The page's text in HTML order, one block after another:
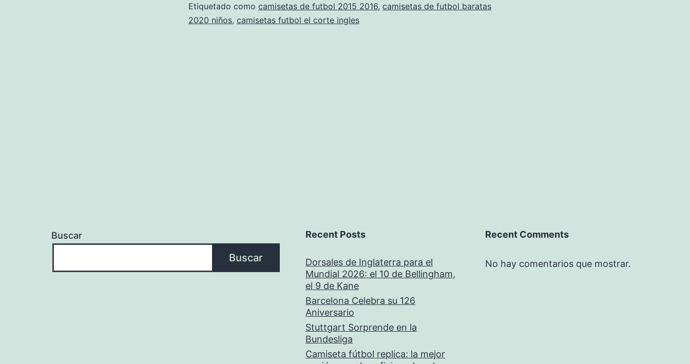
egipto
Etiquetado como camisetas de futbol 2015 2016, camisetas de futbol baratas
2020 niños, camisetas futbol el corte ingles
Buscar
Buscar
Recent Posts
Dorsales de Inglaterra para el
Mundial 2026: el 10 de Bellingham,
el 9 de Kane
Barcelona Celebra su 126
Aniversario
Stuttgart Sorprende en la
Bundesliga
Camiseta fútbol replica: la mejor
Recent Comments
No hay comentarios que mostrar.